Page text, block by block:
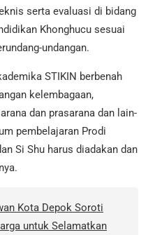
serta evaluasi di bidang
Khonghucu sesuai
undangan.
STIKIN berbenah
kelembagaan,
dan prasarana dan lain-
pembelajaran Prodi
Si Shu harus diadakan dan
Kota Depok Soroti
untuk Selamatkan